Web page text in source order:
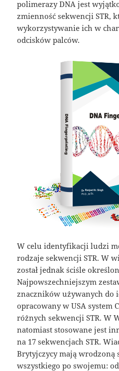
polimerazy DNA jest
zmienność sekwencji STR,
wykorzystywanie ich w
odcisków palców.
W celu identyfikacji ludzi
rodzaje sekwencji STR. W
został jednak ściśle
Najpowszechniejszym
znaczników używanych do
opracowany w USA system
różnych sekwencji STR. W
natomiast stosowane jest
na 17 sekwencjach STR.
Brytyjczycy mają wrodzoną
wszystkiego po swojemu: